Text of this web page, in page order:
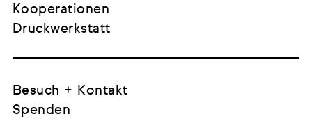
Kooperationen
Druckwerkstatt
Besuch + Kontakt
Spenden